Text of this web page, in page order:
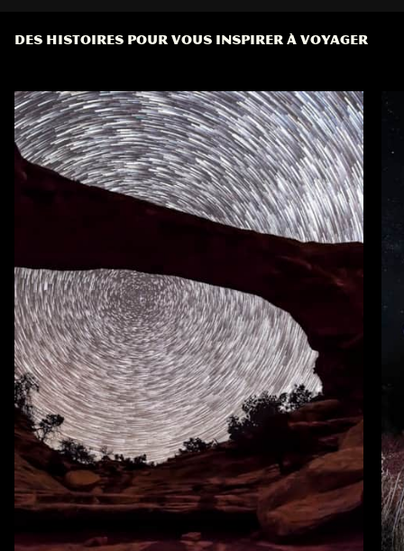
DES HISTOIRES POUR VOUS INSPIRER À VOYAGER